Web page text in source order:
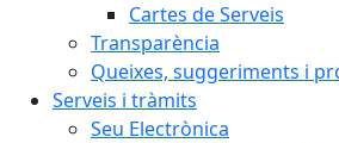
Cartes de Serveis
Transparència
Queixes, suggeriments i
Serveis i tràmits
Seu Electrònica